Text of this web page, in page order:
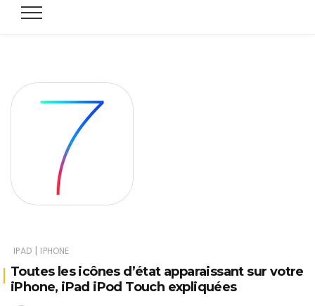
IPAD | IPHONE
Toutes les icônes d’état apparaissant sur votre
iPhone, iPad iPod Touch expliquées